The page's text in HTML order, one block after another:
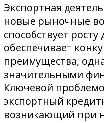
Экспортная
новые рыночные
способствует росту
обеспечивает
преимущества,
значительными
Ключевой
экспортный
возникающий при